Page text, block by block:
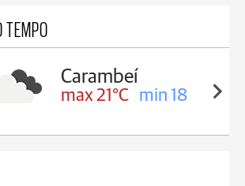
TEMPO
Carambeí
max 21°C min 18°C